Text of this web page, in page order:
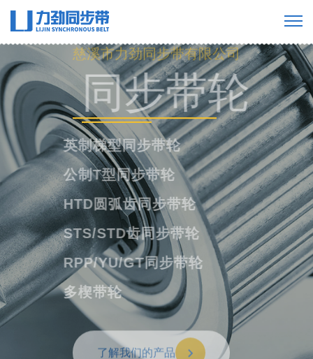
慈溪市力劲同步带有限公司
工业橡胶同步
带
橡胶单面齿同步带
橡胶双面齿同步带
橡胶多楔带
橡胶开口带
了解我们的产品